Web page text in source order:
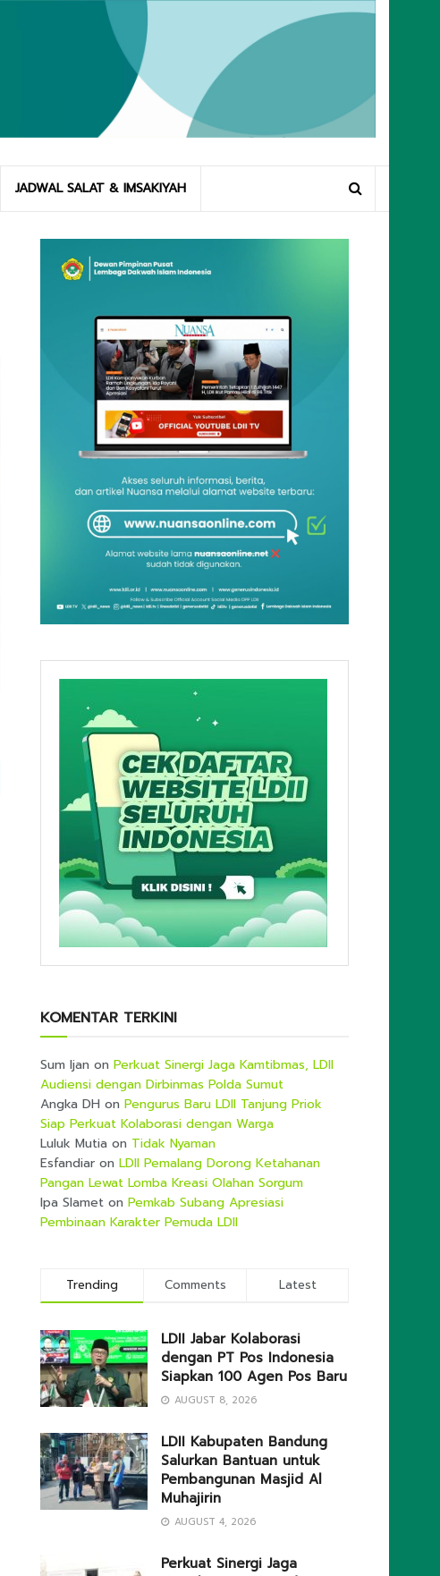
JADWAL SALAT & IMSAKIYAH
KOMENTAR TERKINI
Sum Ijan on Perkuat Sinergi Jaga Kamtibmas, LDII
Audiensi dengan Dirbinmas Polda Sumut
Angka DH on Pengurus Baru LDII Tanjung Priok
Siap Perkuat Kolaborasi dengan Warga
Luluk Mutia on Tidak Nyaman
Esfandiar on LDII Pemalang Dorong Ketahanan
Pangan Lewat Lomba Kreasi Olahan Sorgum
Ipa Slamet on Pemkab Subang Apresiasi
Pembinaan Karakter Pemuda LDII
Trending Comments Latest
LDII Jabar Kolaborasi
dengan PT Pos Indonesia
Siapkan 100 Agen Pos Baru
AUGUST 8, 2026
LDII Kabupaten Bandung
Salurkan Bantuan untuk
Pembangunan Masjid Al
Muhajirin
AUGUST 4, 2026
Perkuat Sinergi Jaga